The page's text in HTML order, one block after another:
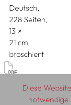
Deutsch
228 Seiten,
13
21
broschiert
Diese
notwendige